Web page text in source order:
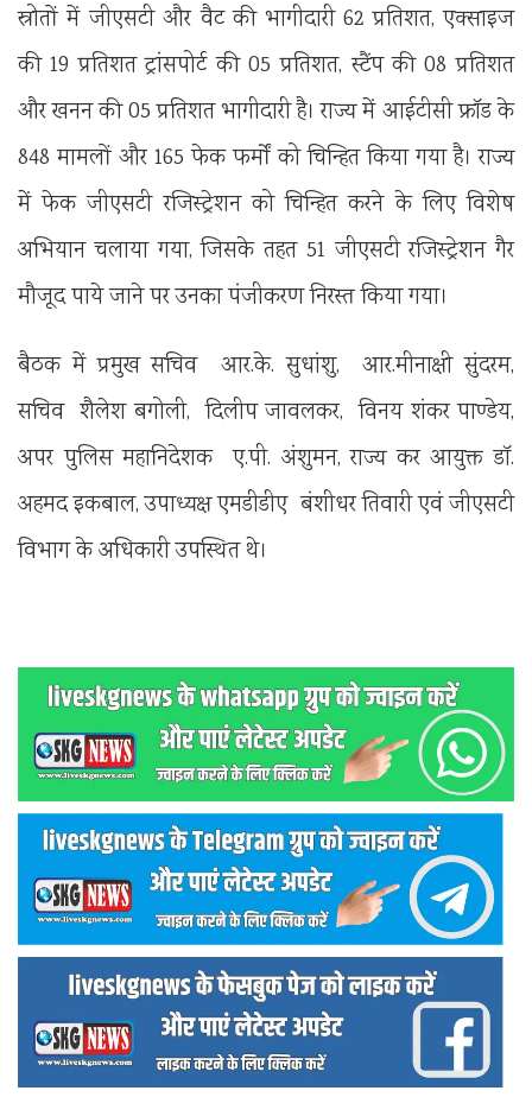
स्रोतों में जीएसटी और वैट की भागीदारी 62 प्रतिशत, एक्साइज
की 19 प्रतिशत ट्रांसपोर्ट की 05 प्रतिशत, स्टैंप की 08 प्रतिशत
और खनन की 05 प्रतिशत भागीदारी है। राज्य में आईटीसी फ्रॉड के
848 मामलों और 165 फेक फर्मों को चिन्हित किया गया है। राज्य
में फेक जीएसटी रजिस्ट्रेशन को चिन्हित करने के लिए विशेष
अभियान चलाया गया, जिसके तहत 51 जीएसटी रजिस्ट्रेशन गैर
मौजूद पाये जाने पर उनका पंजीकरण निरस्त किया गया।
बैठक में प्रमुख सचिव आर.के. सुधांशु, आर.मीनाक्षी सुंदरम,
सचिव शैलेश बगोली, दिलीप जावलकर, विनय शंकर पाण्डेय,
अपर पुलिस महानिदेशक ए.पी. अंशुमन, राज्य कर आयुक्त डॉ.
अहमद इकबाल, उपाध्यक्ष एमडीडीए बंशीधर तिवारी एवं जीएसटी
विभाग के अधिकारी उपस्थित थे।